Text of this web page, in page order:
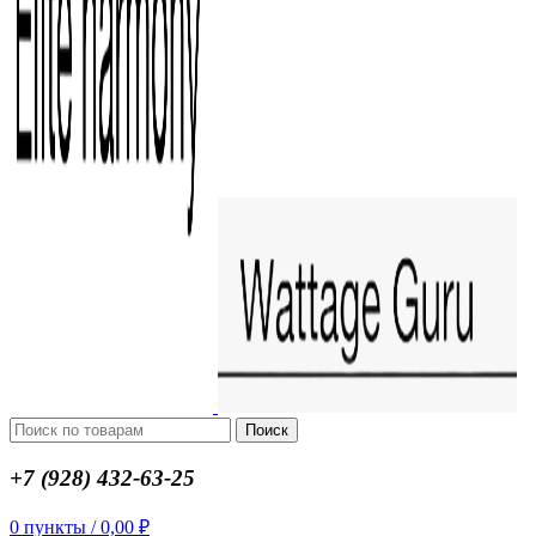
Поиск
+7 (928) 432-63-25
0 пункты / 0,00 ₽